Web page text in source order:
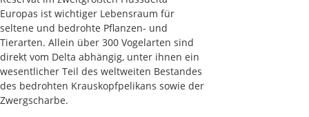
Europas ist wichtiger Lebensraum für
seltene und bedrohte Pflanzen- und
Tierarten. Allein über 300 Vogelarten sind
direkt vom Delta abhängig, unter ihnen ein
wesentlicher Teil des weltweiten Bestandes
des bedrohten Krauskopfpelikans sowie der
Zwergscharbe.